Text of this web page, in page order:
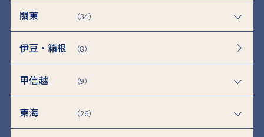
關東 （34）
伊豆・箱根 （8）
甲信越 （9）
東海 （26）